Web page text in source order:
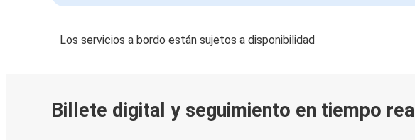
Los servicios a bordo están sujetos a disponibilidad
Billete digital y seguimiento en tiempo real